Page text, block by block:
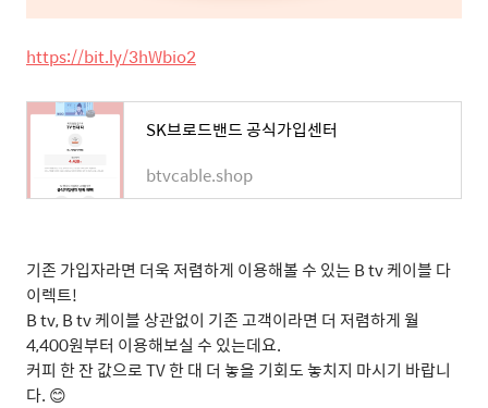
https://bit.ly/3hWbio2
SK브로드밴드 공식가입센터
btvcable.shop
기존 가입자라면 더욱 저렴하게 이용해볼 수 있는 B tv케이블 다
이렉트!
B tv, B tv케이블 상관없이 기존 고객이라면 더 저렴하게 월
4,400원부터 이용해보실 수 있는데요.
커피 한 잔 값으로TV한 대 더 놓을 기회도 놓치지 마시기 바랍니
다. 😊